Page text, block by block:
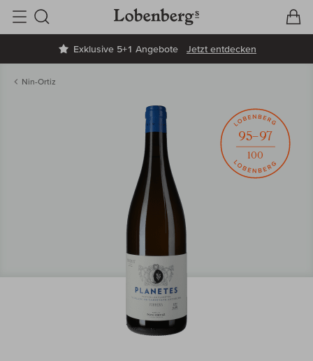
Exklusive 5+1 Angebote Jetzt entdecken
Suche
Nin-Ortiz
95–97
100